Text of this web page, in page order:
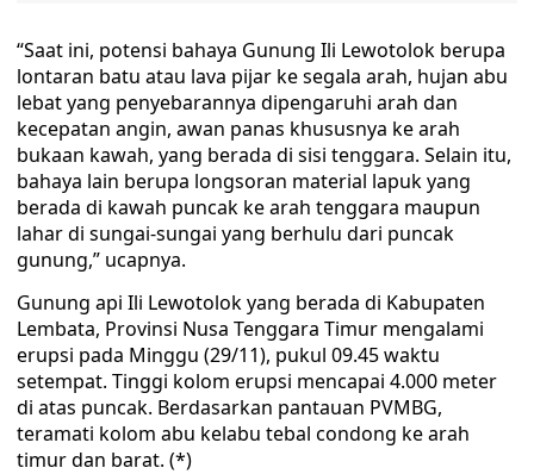
“Saat ini, potensi bahaya Gunung Ili Lewotolok berupa
lontaran batu atau lava pijar ke segala arah, hujan abu
lebat yang penyebarannya dipengaruhi arah dan
kecepatan angin, awan panas khususnya ke arah
bukaan kawah, yang berada di sisi tenggara. Selain itu,
bahaya lain berupa longsoran material lapuk yang
berada di kawah puncak ke arah tenggara maupun
lahar di sungai-sungai yang berhulu dari puncak
gunung,” ucapnya.
Gunung api Ili Lewotolok yang berada di Kabupaten
Lembata, Provinsi Nusa Tenggara Timur mengalami
erupsi pada Minggu (29/11), pukul 09.45 waktu
setempat. Tinggi kolom erupsi mencapai 4.000 meter
di atas puncak. Berdasarkan pantauan PVMBG,
teramati kolom abu kelabu tebal condong ke arah
timur dan barat. (*)